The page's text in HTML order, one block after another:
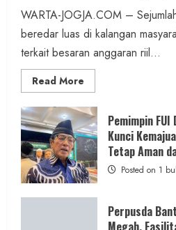
WARTA-JOGJA.COM –
beredar luas di kalangan
terkait besaran anggaran riil...
Read More
more
Anggaran
Gedung
KDMP
Rp1,6
Miliar,
Diduga
Hanya
Separuhnya
yang
Cair
Kontraktor:
Ketum
Pemimpin
Kunci
Tetap Aman
Posted on 1
Perpusda
Megah,